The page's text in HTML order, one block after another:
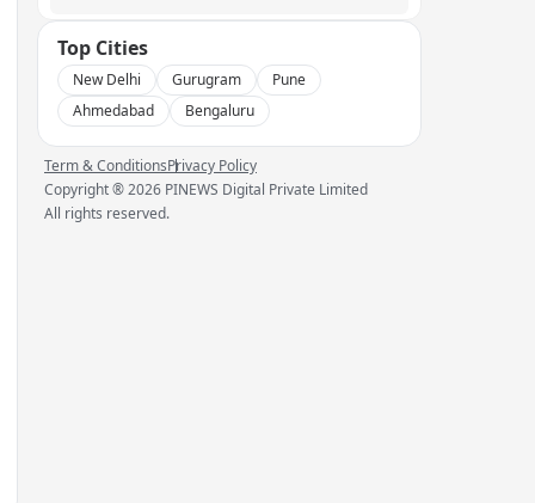
Top Cities
New Delhi Gurugram
Pune
Ahmedabad
Bengaluru
Term & ConditionsPrivacy Policy
Copyright ®2026 PINEWS Digital Private Limited
All rights reserved.